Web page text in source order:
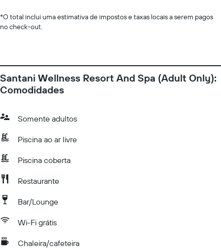
*O total inclui uma estimativa de impostos e taxas locais a serem pagos
no check-out.
Santani Wellness Resort And Spa (Adult Only):
Comodidades
Somente adultos
Piscina ao ar livre
Piscina coberta
Restaurante
Bar/Lounge
Wi-Fi grátis
Chaleira/cafeteira